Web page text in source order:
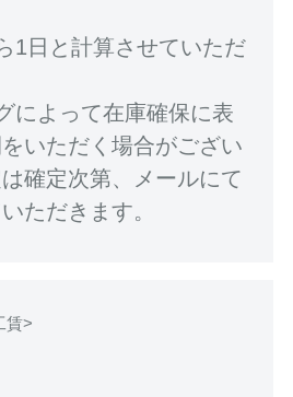
1日と計算させていただ
によって在庫確保に表
いただく場合がござい
確定次第、メールにて
ただきます。
賃>